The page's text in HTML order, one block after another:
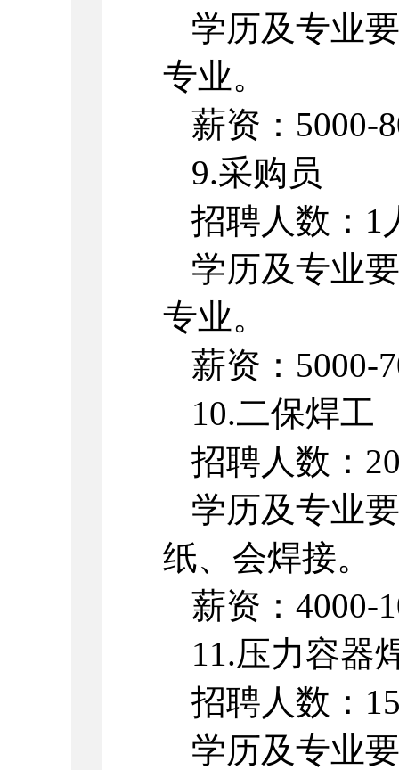
学历及专业
专业。
薪资：5000-
9.采购员
招聘人数：1
学历及专业
专业。
薪资：5000-
10.二保焊工
招聘人数：
学历及专业
纸、会焊接。
薪资：4000-
11.压力容器
招聘人数：
学历及专业